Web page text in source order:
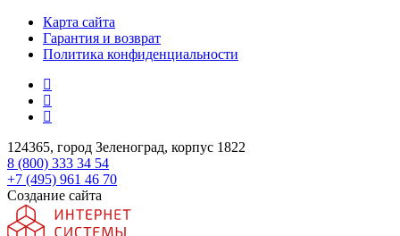
Карта сайта
Гарантия и возврат
Политика конфиденциальности
124365, город Зеленоград, корпус 1822
8 (800) 333 34 54
+7 (495) 961 46 70
Создание сайта